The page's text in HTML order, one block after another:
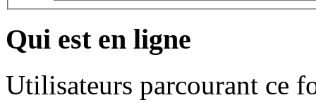
Qui est en ligne
Utilisateurs parcourant ce